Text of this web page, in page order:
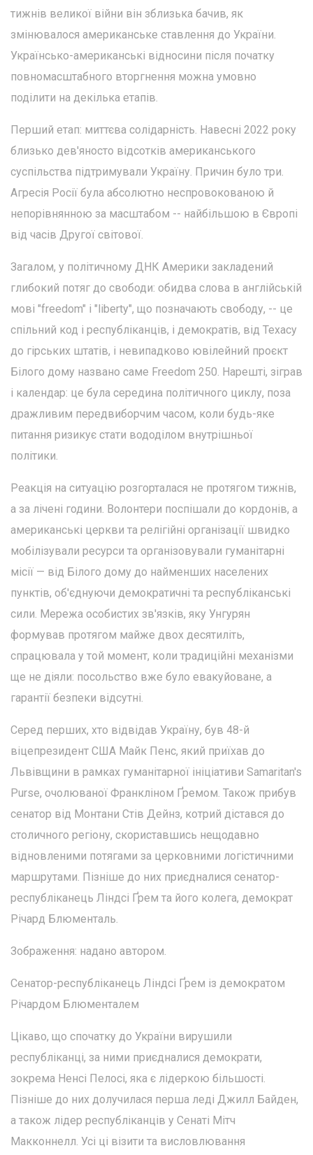
тижнів великої війни він зблизька бачив, як
змінювалося американське ставлення до України.
Українсько-американські відносини після початку
повномасштабного вторгнення можна умовно
поділити на декілька етапів.
Перший етап: миттєва солідарність. Навесні 2022 року
близько дев'яносто відсотків американського
суспільства підтримували Україну. Причин було три.
Агресія Росії була абсолютно неспровокованою й
непорівнянною за масштабом -- найбільшою в Європі
від часів Другої світової.
Загалом, у політичному ДНК Америки закладений
глибокий потяг до свободи: обидва слова в англійській
мові "freedom" і "liberty", що позначають свободу, -- це
спільний код і республіканців, і демократів, від Техасу
до гірських штатів, і невипадково ювілейний проєкт
Білого дому названо саме Freedom 250. Нарешті, зіграв
і календар: це була середина політичного циклу, поза
дражливим передвиборчим часом, коли будь-яке
питання ризикує стати вододілом внутрішньої
політики.
Реакція на ситуацію розгорталася не протягом тижнів,
а за лічені години. Волонтери поспішали до кордонів, а
американські церкви та релігійні організації швидко
мобілізували ресурси та організовували гуманітарні
місії — від Білого дому до найменших населених
пунктів, об'єднуючи демократичні та республіканські
сили. Мережа особистих зв'язків, яку Унгурян
формував протягом майже двох десятиліть,
спрацювала у той момент, коли традиційні механізми
ще не діяли: посольство вже було евакуйоване, а
гарантії безпеки відсутні.
Серед перших, хто відвідав Україну, був 48-й
віцепрезидент США Майк Пенс, який приїхав до
Львівщини в рамках гуманітарної ініціативи Samaritan's
Purse, очолюваної Франкліном Ґремом. Також прибув
сенатор від Монтани Стів Дейнз, котрий дістався до
столичного регіону, скориставшись нещодавно
відновленими потягами за церковними логістичними
маршрутами. Пізніше до них приєдналися сенатор-
республіканець Ліндсі Ґрем та його колега, демократ
Річард Блюменталь.
Зображення: надано автором.
Сенатор-республіканець Ліндсі Ґрем із демократом
Річардом Блюменталем
Цікаво, що спочатку до України вирушили
республіканці, за ними приєдналися демократи,
зокрема Ненсі Пелосі, яка є лідеркою більшості.
Пізніше до них долучилася перша леді Джилл Байден,
а також лідер республіканців у Сенаті Мітч
Макконнелл. Усі ці візити та висловлювання